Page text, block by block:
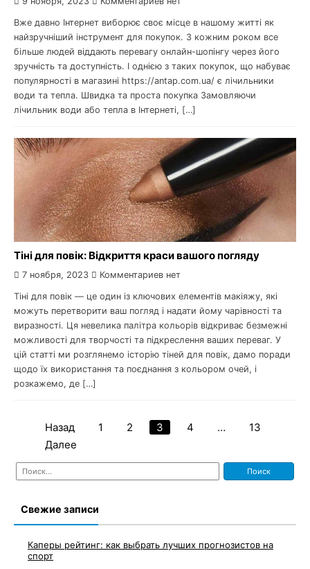
Вже давно Інтернет виборює своє місце в нашому житті як
найзручніший інструмент для покупок. З кожним роком все
більше людей віддають перевагу онлайн-шопінгу через його
зручність та доступність. І однією з таких покупок, що набуває
популярності в магазині https://antap.com.ua/ є лічильники
води та тепла. Швидка та проста покупка Замовляючи
лічильник води або тепла в Інтернеті, […]
Тіні для повік: Відкриття краси вашого погляду
7 ноября, 2023 Комментариев нет
Тіні для повік — це один із ключових елементів макіяжу, які
можуть перетворити ваш погляд і надати йому чарівності та
виразності. Ця невелика палітра кольорів відкриває безмежні
можливості для творчості та підкреслення ваших переваг. У
цій статті ми розглянемо історію тіней для повік, дамо поради
щодо їх використання та поєднання з кольором очей, і
розкажемо, де […]
Пагинация
записей
Назад 1 2 3 4 …
13
Далее
Найти:
Свежие записи
Каперы рейтинг: как выбрать лучших прогнозистов на
спорт